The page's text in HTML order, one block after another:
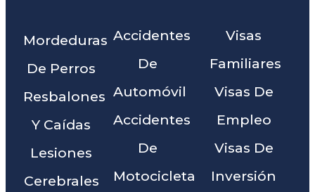
Mordeduras
De Perros
Resbalones
Y Caídas
Lesiones
Cerebrales
Accidentes
De
Automóvil
Accidentes
De
Motocicleta
Visas
Familiares
Visas De
Empleo
Visas De
Inversión